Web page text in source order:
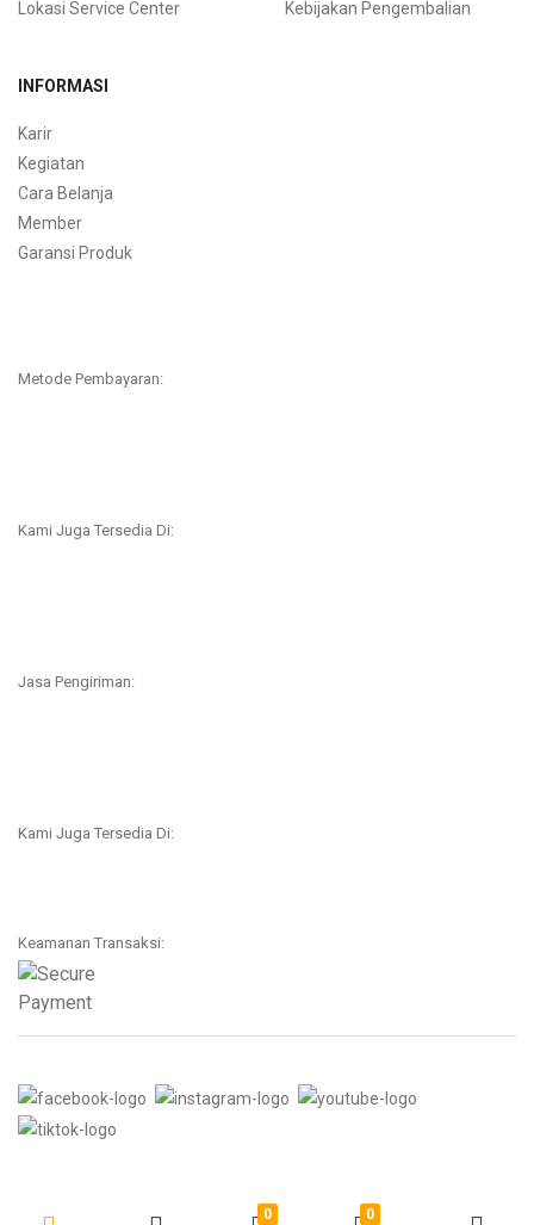
Lokasi Service Center
Kebijakan Pengembalian
INFORMASI
Karir
Kegiatan
Cara Belanja
Member
Garansi Produk
Metode Pembayaran:
Kami Juga Tersedia Di:
Jasa Pengiriman:
Kami Juga Tersedia Di:
Keamanan Transaksi:
0 0